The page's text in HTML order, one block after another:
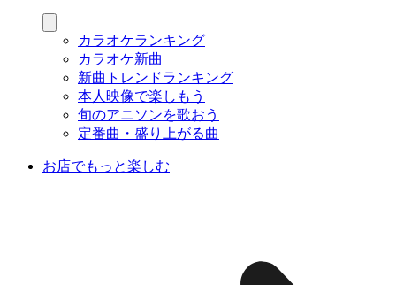
カラオケランキング
カラオケ新曲
新曲トレンドランキング
本人映像で楽しもう
旬のアニソンを歌おう
定番曲・盛り上がる曲
お店でもっと楽しむ